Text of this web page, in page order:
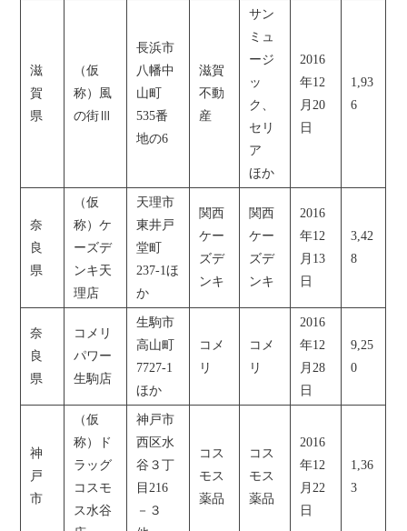
滋
賀
県
（仮
称）風
の街Ⅲ
長浜市
八幡中
山町
535番
地の6
滋賀
不動
産
サン
ミュ
ージ
ッ
ク、
セリ
ア
ほか
2016
年12
月20
日
1,93
6
奈
良
県
（仮
称）ケ
ーズデ
ンキ天
理店
天理市
東井戸
堂町
237-1ほ
か
関西
ケー
ズデ
ンキ
関西
ケー
ズデ
ンキ
2016
年12
月13
日
3,42
8
奈
良
県
コメリ
パワー
生駒店
生駒市
高山町
7727-1
ほか
コメ
リ
コメ
リ
2016
年12
月28
日
9,25
0
神
戸
市
（仮
称）ド
ラッグ
コスモ
ス水谷
神戸市
西区水
谷３丁
目216
－３
コス
モス
薬品
コス
モス
薬品
2016
年12
月22
日
1,36
3